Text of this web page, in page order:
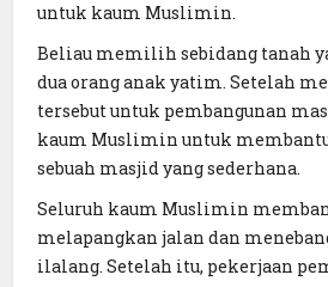
untuk kaum Muslimin.
Beliau memilih sebidang tanah
dua orang anak yatim. Setelah
tersebut untuk pembangunan
kaum Muslimin untuk
sebuah masjid yang sederhana.
Seluruh kaum Muslimin
melapangkan jalan dan
ilalang. Setelah itu, pekerjaan